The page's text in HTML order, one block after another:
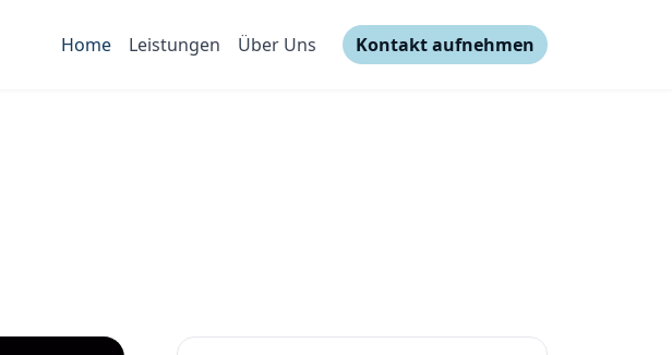
Home Leistungen Über Uns Kontakt aufnehmen